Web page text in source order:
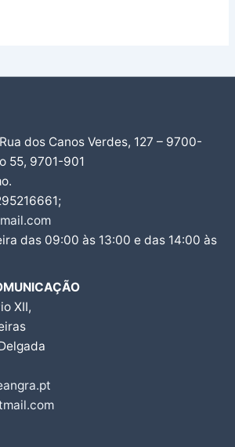
dos Canos Verdes, 127 – 9700-
55, 9701-901
das 09:00 às 13:00 e das 14:00 às
XII,